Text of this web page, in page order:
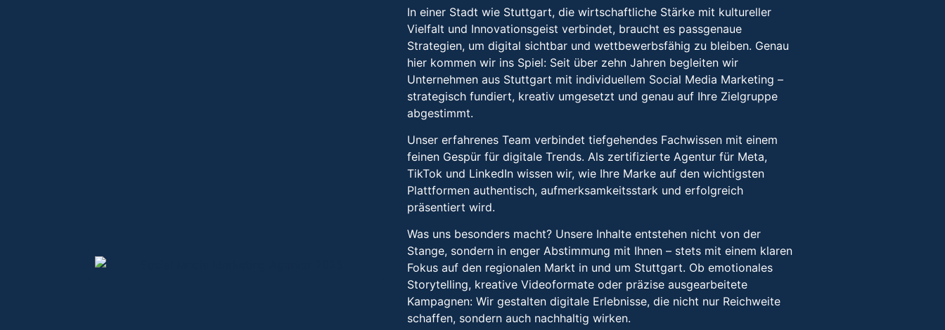
In einer Stadt wie Stuttgart, die wirtschaftliche Stärke mit kultureller
Vielfalt und Innovationsgeist verbindet, braucht es passgenaue
Strategien, um digital sichtbar und wettbewerbsfähig zu bleiben. Genau
hier kommen wir ins Spiel: Seit über zehn Jahren begleiten wir
Unternehmen aus Stuttgart mit individuellem Social Media Marketing –
strategisch fundiert, kreativ umgesetzt und genau auf Ihre Zielgruppe
abgestimmt.
Unser erfahrenes Team verbindet tiefgehendes Fachwissen mit einem
feinen Gespür für digitale Trends. Als zertifizierte Agentur für Meta,
TikTok und LinkedIn wissen wir, wie Ihre Marke auf den wichtigsten
Plattformen authentisch, aufmerksamkeitsstark und erfolgreich
präsentiert wird.
Was uns besonders macht? Unsere Inhalte entstehen nicht von der
Stange, sondern in enger Abstimmung mit Ihnen – stets mit einem klaren
Fokus auf den regionalen Markt in und um Stuttgart. Ob emotionales
Storytelling, kreative Videoformate oder präzise ausgearbeitete
Kampagnen: Wir gestalten digitale Erlebnisse, die nicht nur Reichweite
schaffen, sondern auch nachhaltig wirken.